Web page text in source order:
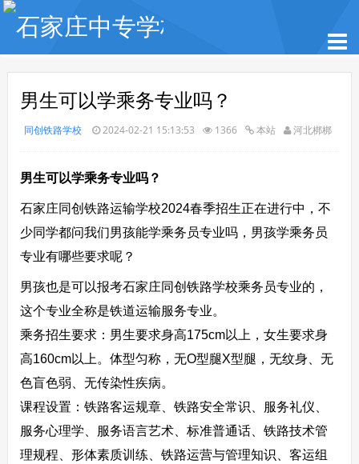
男生可以学乘务专业吗？
同创铁路学校 2024-02-21 15:13:53 1366 本站 河北梆梆
男生可以学乘务专业吗？
石家庄同创铁路运输学校2024春季招生正在进行中，不
少同学都问我们男孩能学乘务员专业吗，男孩学乘务员
专业有哪些要求呢？
男孩也是可以报考石家庄同创铁路学校乘务员专业的，
这个专业全称是铁道运输服务专业。
乘务招生要求：男生要求身高175cm以上，女生要求身
高160cm以上。体型匀称，无O型腿X型腿，无纹身、无
色盲色弱、无传染性疾病。
课程设置：铁路客运规章、铁路安全常识、服务礼仪、
服务心理学、服务语言艺术、标准普通话、铁路技术管
理规程、形体素质训练、铁路运营与管理知识、客运组